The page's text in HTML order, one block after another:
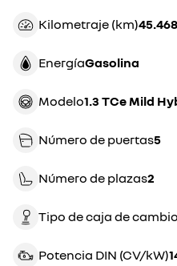
Kilometraje (km) 45.468
Energía gasolina
Modelo 1.3 TCe Mild
Número de puertas5
Número de plazas2
Tipo de caja de
Potencia DIN (CV/kW)